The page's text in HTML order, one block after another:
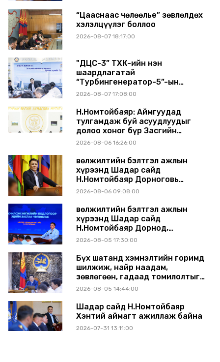
“Цааснаас чөлөөлье” зөвлөлдөх
хэлэлцүүлэг боллоо
2026-08-07 18:17:00
"ДЦС-3” ТӨХК-ийн нэн
шаардлагатай
“Турбингенератор-5”-ын
шинэчлэлийн төсвийг
2026-08-07 17:08:00
Н.Номтойбаяр: Аймгуудад
тулгамдаж буй асуудлуудыг
долоо хоног бүр Засгийн
газрын хуралдаанд
2026-08-06 16:26:00
Өвөлжилтийн бэлтгэл ажлын
хүрээнд Шадар сайд
Н.Номтойбаяр Дорноговь
аймагт ажиллав
2026-08-06 09:08:00
Өвөлжилтийн бэлтгэл ажлын
хүрээнд Шадар сайд
Н.Номтойбаяр Дорнод,
Сүхбаатар аймагт ажиллав
2026-08-05 17:30:00
Бүх шатанд хэмнэлтийн горимд
шилжиж, найр наадам,
зөвлөгөөн, гадаад томилолтыг
хориглолоо
2026-08-05 14:44:00
Шадар сайд Н.Номтойбаяр
Хэнтий аймагт ажиллаж байна
2026-07-31 13:11:00